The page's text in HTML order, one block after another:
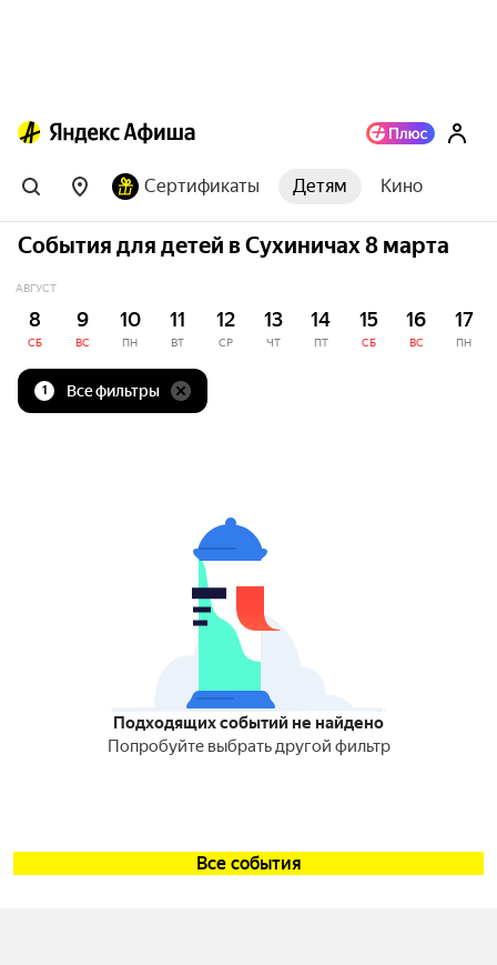
Сертификаты Детям Кино
События для детей в Сухиничах 8 марта
АВГУСТ
8
СБ
9
ВС
10
ПН
11
ВТ
12
СР
13
ЧТ
14
ПТ
15
СБ
16
ВС
17
ПН
1 Все фильтры
Подходящих событий не найдено
Попробуйте выбрать другой фильтр
Все события